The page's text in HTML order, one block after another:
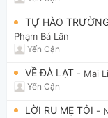
TỰ HÀO
Phạm Bá Lân
Yến Cận
VỀ ĐÀ LẠT - Mai
Yến Cận
LỜI RU MẸ TÔI -